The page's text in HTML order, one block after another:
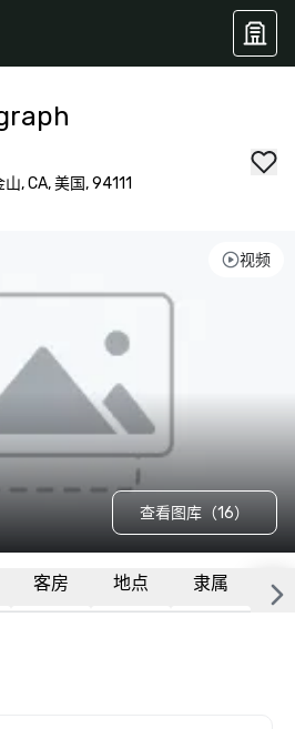
, CA, 美国, 94111
视频
查看图库（16）
客房 地点 隶属 更